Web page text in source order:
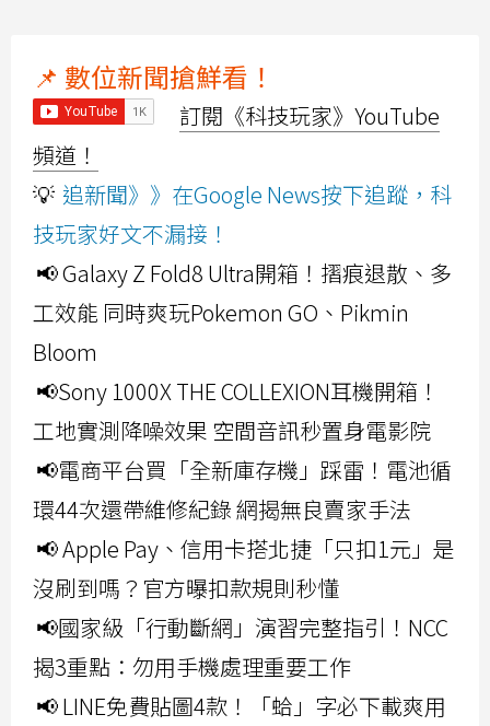
📌 數位新聞搶鮮看！
訂閱《科技玩家》YouTube
頻道！
💡 追新聞》》在Google News按下追蹤，科
技玩家好文不漏接！
📢 Galaxy Z Fold8 Ultra開箱！摺痕退散、多
工效能 同時爽玩Pokemon GO、Pikmin
Bloom
📢Sony 1000X THE COLLEXION耳機開箱！
工地實測降噪效果 空間音訊秒置身電影院
📢電商平台買「全新庫存機」踩雷！電池循
環44次還帶維修紀錄 網揭無良賣家手法
📢 Apple Pay、信用卡搭北捷「只扣1元」是
沒刷到嗎？官方曝扣款規則秒懂
📢國家級「行動斷網」演習完整指引！NCC
揭3重點：勿用手機處理重要工作
📢 LINE免費貼圖4款！「蛤」字必下載爽用